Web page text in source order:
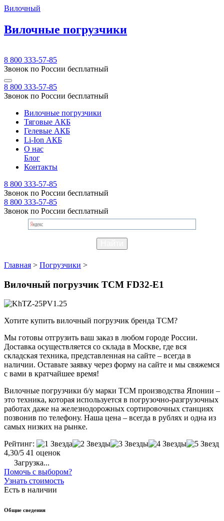
Вилочный
Вилочные погрузчики
8 800 333-57-85
Звонок по России бесплатный
8 800 333-57-85
Звонок по России бесплатный
Вилочные погрузчики
Тяговые АКБ
Гелевые АКБ
Li-Ion АКБ
О нас
Блог
Контакты
8 800 333-57-85
Звонок по России бесплатный
8 800 333-57-85
Звонок по России бесплатный
Главная > Погрузчики >
Вилочный погрузчик TCM FD32-E1
Хотите купить вилочный погрузчик бренда TCM?
Мы готовы отгрузить ваш заказ в любом городе России.
Доставка осуществляется со склада в Москве, где вся
складская техника, представленная на сайте – всегда в
наличии. Оставьте заявку через форму на сайте и мы свяжемся
с вами в кратчайшее время!
Вилочные погрузчики б/у марки TCM производства Японии –
это техника, которая используется в погрузочно-разгрузочных
работах даже на железнодорожных сортировочных станциях
позвонив по телефону. Наша цена – всегда в рублях и одна из
самых низких на рынке.
Рейтинг:
4,30/5 41 оценок
Загрузка...
Помочь с выбором?
Узнать стоимость
Есть в наличии
Общие сведения